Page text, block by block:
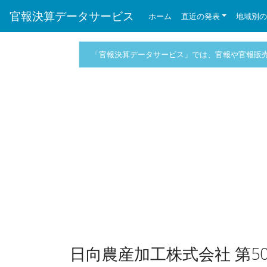
官報決算データサービス ホーム 直近の発表 地域別
「官報決算データサービス」では、官報や官報
日向農産加工株式会社 第